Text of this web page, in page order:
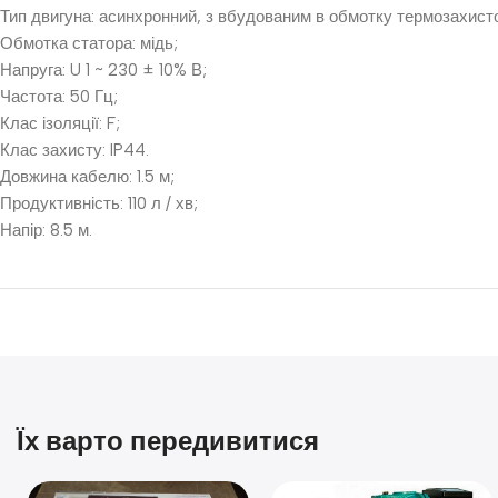
Тип двигуна: асинхронний, з вбудованим в обмотку
Обмотка статора: мідь;
Напруга: U 1 ~ 230 ± 10% В;
Частота: 50 Гц;
Клас ізоляції: F;
Клас захисту: IP44.
Довжина кабелю: 1.5 м;
Продуктивність: 110 л / хв;
Напір: 8.5 м.
Їх варто передивитися